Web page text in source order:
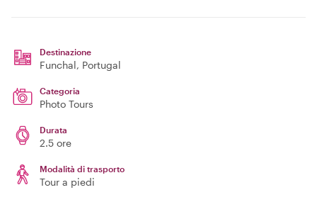
Destinazione
Funchal, Portugal
Categoria
Photo Tours
Durata
2.5 ore
Modalità di trasporto
Tour a piedi